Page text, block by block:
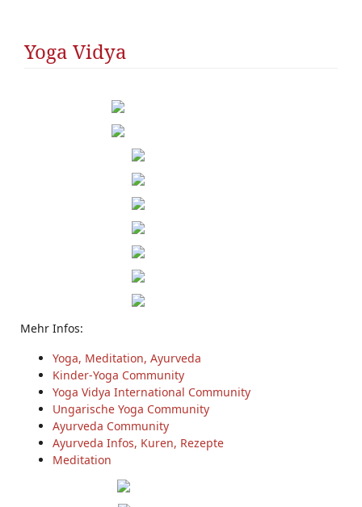
Yoga Vidya
Mehr Infos:
Yoga, Meditation, Ayurveda
Kinder-Yoga Community
Yoga Vidya International Community
Ungarische Yoga Community
Ayurveda Community
Ayurveda Infos, Kuren, Rezepte
Meditation